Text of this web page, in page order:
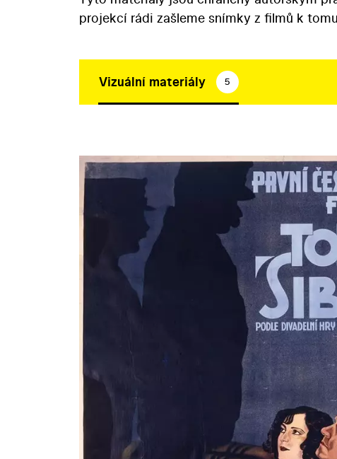
projekcí rádi zašleme snímky z filmů k
Vizuální materiály 5